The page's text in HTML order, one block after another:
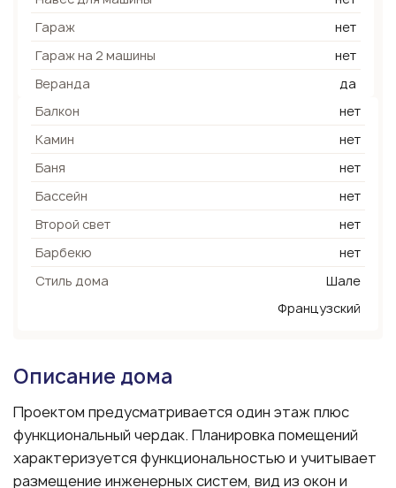
Гараж
нет
Гараж на 2 машины
нет
Веранда
да
Балкон
нет
Камин
нет
Баня
нет
Бассейн
нет
Второй свет
нет
Барбекю
нет
Стиль дома
Шале
Французский
Описание дома
Проектом предусматривается один этаж плюс
функциональный чердак. Планировка помещений
характеризуется функциональностью и учитывает
размещение инженерных систем, вид из окон и